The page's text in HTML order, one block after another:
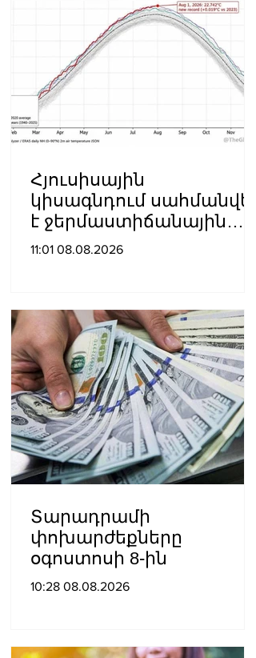
Հյուսիսային
կիսագնդում սահմանվել
է ջերմաստիճանային
նոր ռեկորդ․ Լևոն
11:01 08.08.2026
Տարադրամի
փոխարժեքները
օգոստոսի 8-ին
10:28 08.08.2026